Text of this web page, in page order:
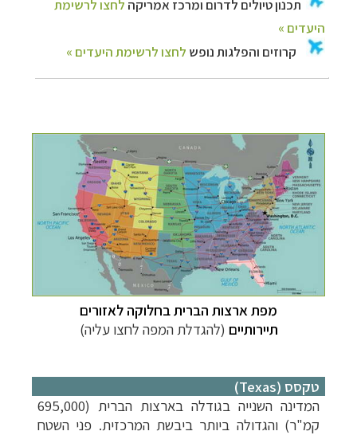
מפת ארצות הברית בחלוקה לאזורים
תיירותיים (להגדלת המפה לחצו עליה)
טקסס (Texas)
המדינה השנייה בגודלה בארצות הברית (695,000
קמ"ר) והגדולה ביותר ביבשת המרכזית. פני השטח